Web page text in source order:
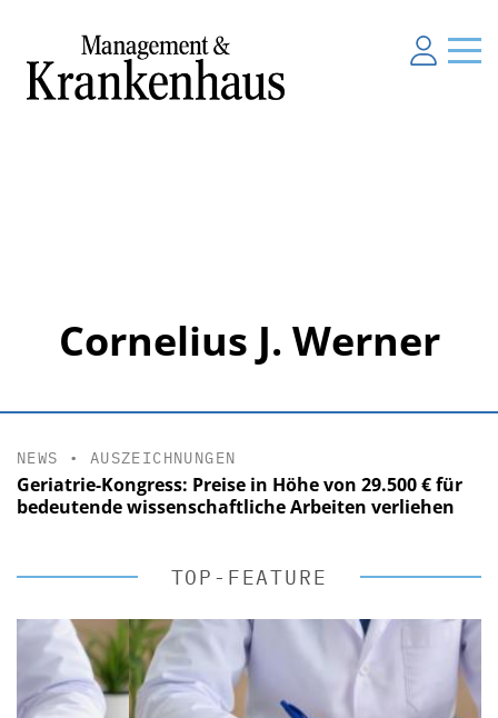
Cornelius J. Werner
NEWS • AUSZEICHNUNGEN
Geriatrie-Kongress: Preise in Höhe von 29.500 € für
bedeutende wissenschaftliche Arbeiten verliehen
TOP-FEATURE